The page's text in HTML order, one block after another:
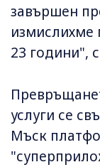
завършен
измислихме
23 години",
услуги се
Мъск